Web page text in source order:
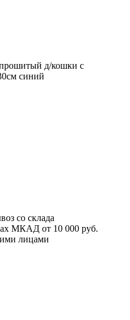
д/кошки с
синий
со склада
МКАД от 10 000 руб.
лицами